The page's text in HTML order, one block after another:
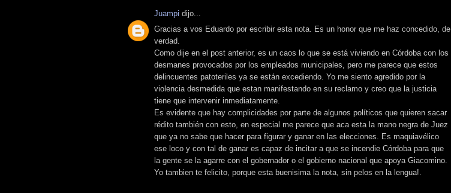
Juampi dijo...
Gracias a vos Eduardo por escribir esta nota. Es un honor que me haz concedido, de
verdad.
Como dije en el post anterior, es un caos lo que se está viviendo en Córdoba con los
desmanes provocados por los empleados municipales, pero me parece que estos
delincuentes patoteriles ya se están excediendo. Yo me siento agredido por la
violencia desmedida que estan manifestando en su reclamo y creo que la justicia
tiene que intervenir inmediatamente.
Es evidente que hay complicidades por parte de algunos políticos que quieren sacar
rédito también con esto, en especial me parece que aca esta la mano negra de Juez
que ya no sabe que hacer para figurar y ganar en las elecciones. Es maquiavélico
ese loco y con tal de ganar es capaz de incitar a que se incendie Córdoba para que
la gente se la agarre con el gobernador o el gobierno nacional que apoya Giacomino.
Yo tambien te felicito, porque esta buenisima la nota, sin pelos en la lengua!.